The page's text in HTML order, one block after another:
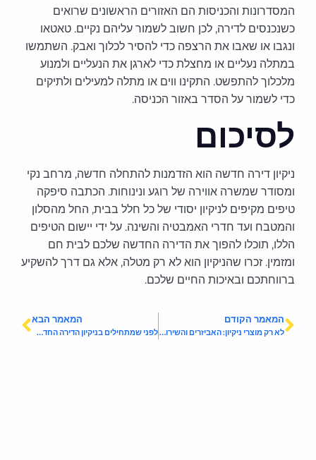
המסדרונות והכניסות הם האזורים הראשונים שרואים
כשנכנסים לדירה, לכן חשוב לשמור עליהם נקיים. טאטאו
ונגבו או שאבו את הרצפה כדי להסיר לכלוך ואבק. השתמשו
במתלה נעליים או מחצלת כדי לארגן את הנעליים ולמנוע
מלכלוך להתפשט. התקינו ווים או מתלה למעילים ולתיקים
כדי לשמור על הסדר באזור הכניסה.
לסיכום
ניקיון דירה חדשה הוא הזדמנות להתחלה חדשה, מרחב נקי
ומסודר שמשרה אווירה של רוגע ונינוחות. הכתבה סיפקה
טיפים מקיפים לניקיון יסודי של כל חלל בבית, החל מהסלון
והמטבח ועד חדרי האמבטיה והשינה. על ידי יישום הטיפים
הללו, תוכלו להפוך את הדירה החדשה שלכם לבית חם
ומזמין. זכרו שהניקיון הוא לא רק מטלה, אלא גם דרך להשקיע
ברווחתכם ובאיכות החיים שלכם.
המאמר הקודם
לא רק מוצרי ניקיון: האביזרים והשירותים שכל חברת ניקיון צריכה להחזיק
המאמר הבא
לפני שמתחילים בניקיון הדירה החדשה: טיפים לקניית דירה